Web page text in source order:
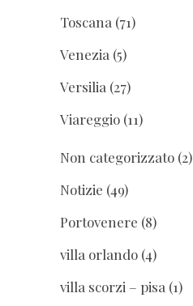
Toscana (71)
Venezia (5)
Versilia (27)
Viareggio (11)
Non categorizzato (2)
Notizie (49)
Portovenere (8)
villa orlando (4)
villa scorzi – pisa (1)